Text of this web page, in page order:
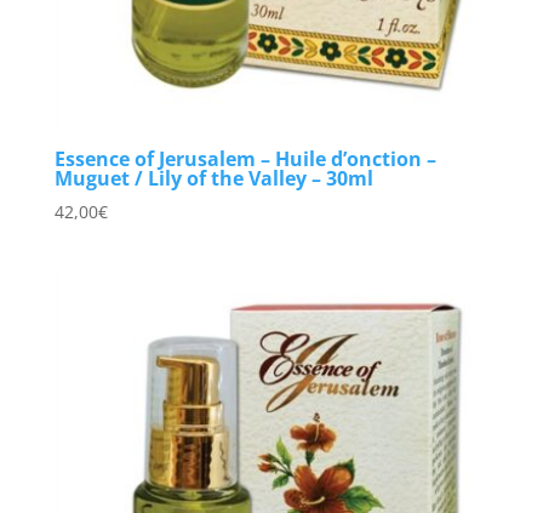
Essence of Jerusalem – Huile d’onction –
Muguet / Lily of the Valley – 30ml
42,00€